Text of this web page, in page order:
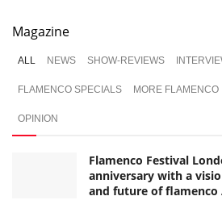
Magazine
ALL NEWS SHOW-REVIEWS
FLAMENCO SPECIALS MORE FLAMENCO
OPINION
Flamenco Festival
anniversary with a
and future of flamenco